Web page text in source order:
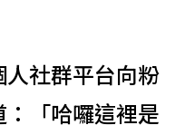
社群平台向粉
「哈囉這裡是